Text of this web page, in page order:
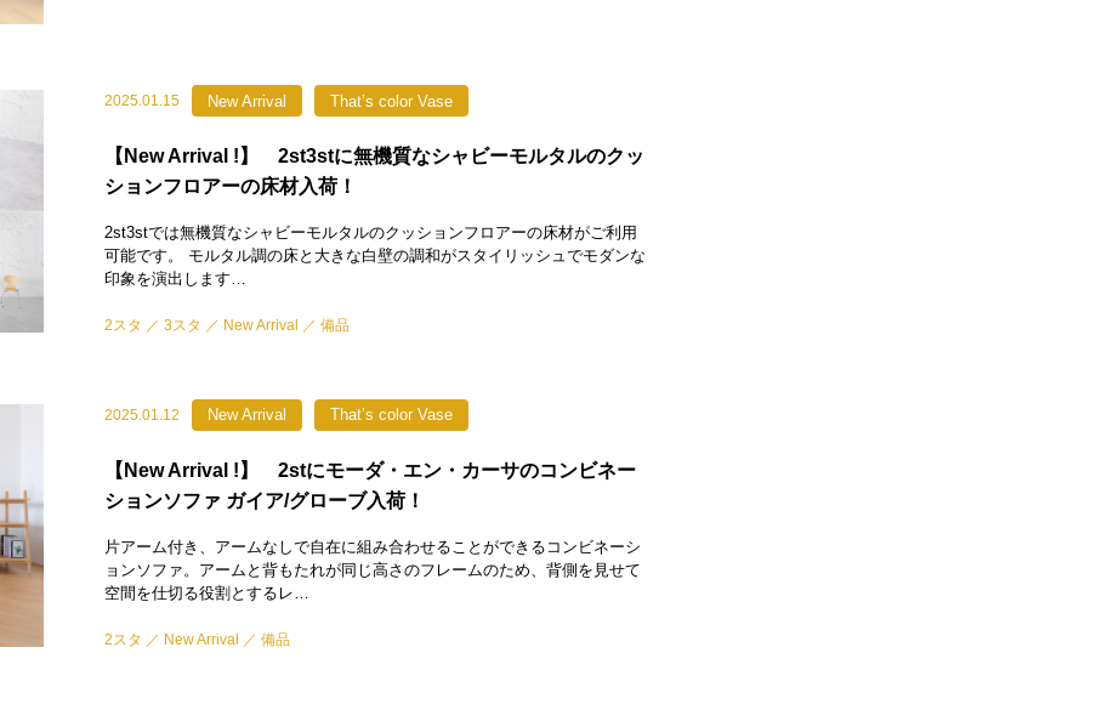
2025.01.15 New Arrival That’s color Vase
【New Arrival !】 2st3stに無機質なシャビーモルタルのクッ
ションフロアーの床材入荷！
2st3stでは無機質なシャビーモルタルのクッションフロアーの床材がご利用
可能です。 モルタル調の床と大きな白壁の調和がスタイリッシュでモダンな
印象を演出します…
2スタ 3スタ New Arrival 備品
2025.01.12 New Arrival That’s color Vase
【New Arrival !】 2stにモーダ・エン・カーサのコンビネー
ションソファ ガイア/グローブ入荷！
片アーム付き、アームなしで自在に組み合わせることができるコンビネーシ
ョンソファ。アームと背もたれが同じ高さのフレームのため、背側を見せて
空間を仕切る役割とするレ…
2スタ New Arrival 備品